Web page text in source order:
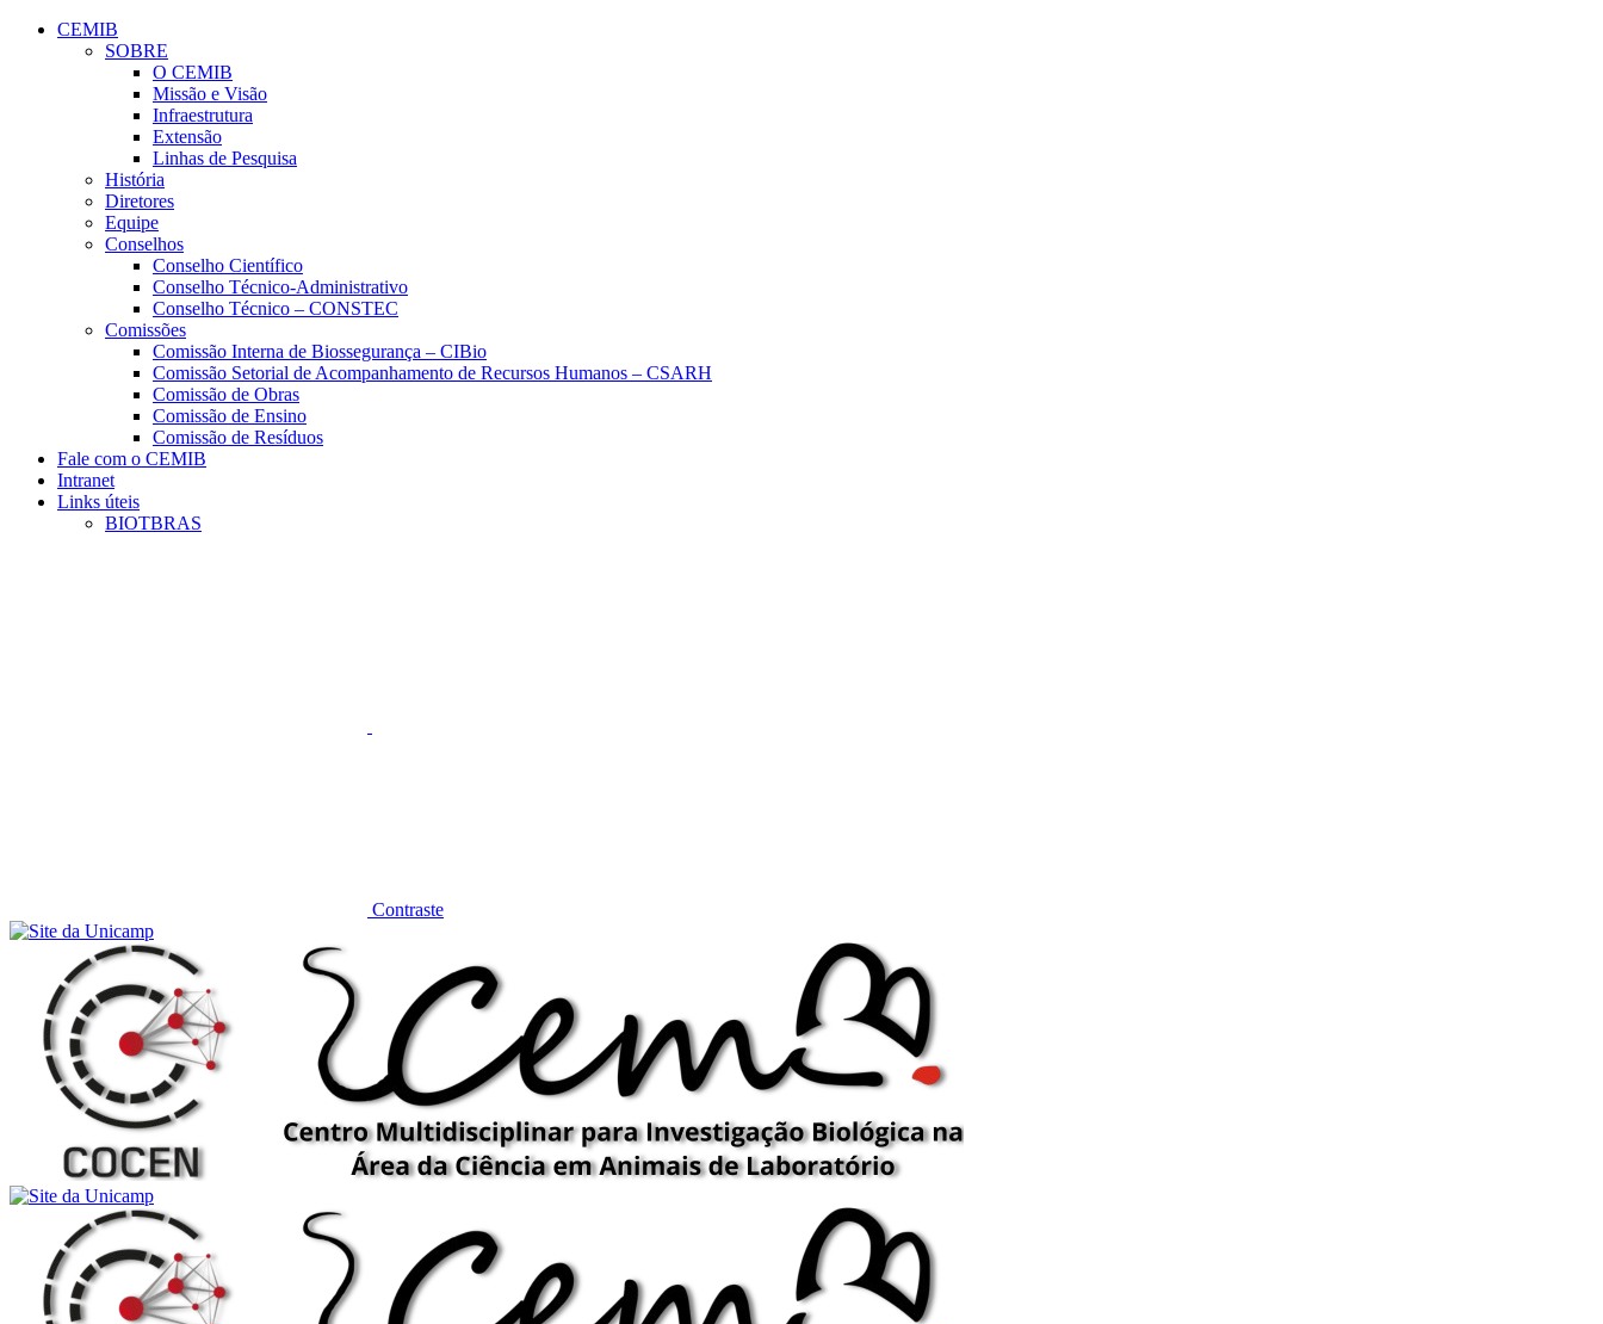
Conteúdo principal
CEMIB
SOBRE
O CEMIB
Missão e Visão
Infraestrutura
Extensão
Linhas de Pesquisa
História
Diretores
Equipe
Conselhos
Conselho Científico
Conselho Técnico-Administrativo
Conselho Técnico – CONSTEC
Comissões
Comissão Interna de Biossegurança – CIBio
Comissão Setorial de Acompanhamento de Recursos Humanos – CSARH
Comissão de Obras
Comissão de Ensino
Comissão de Resíduos
Fale com o CEMIB
Intranet
Links úteis
BIOTBRAS
Contraste